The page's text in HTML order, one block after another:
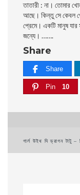
তাতারী : না। তোমার
আছে। কিন্তু সে কেবল
প্রেমে। একটি মানুষ যার
জন্যে। …….
Share
Share
Pin 10
Post
গার্ল উইথ দি ড্রাগন টাটু –